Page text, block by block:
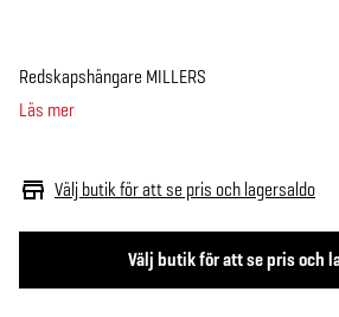
Välj butik för att se pris och
Välj butik för att se pris och lagersaldo
Redskapshängare MILLERS
Läs mer